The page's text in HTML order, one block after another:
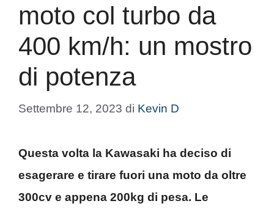
moto col turbo da
400 km/h: un mostro
di potenza
Settembre 12, 2023 di Kevin D
Questa volta la Kawasaki ha deciso di
esagerare e tirare fuori una moto da oltre
300cv e appena 200kg di pesa. Le